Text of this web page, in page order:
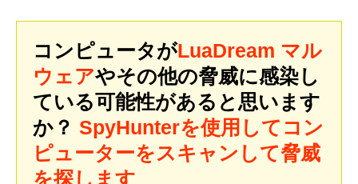
コンピュータがLuaDream マル
ウェアやその他の脅威に感染し
ている可能性があると思います
か？ SpyHunterを使用してコン
ピューターをスキャンして脅威
を探します